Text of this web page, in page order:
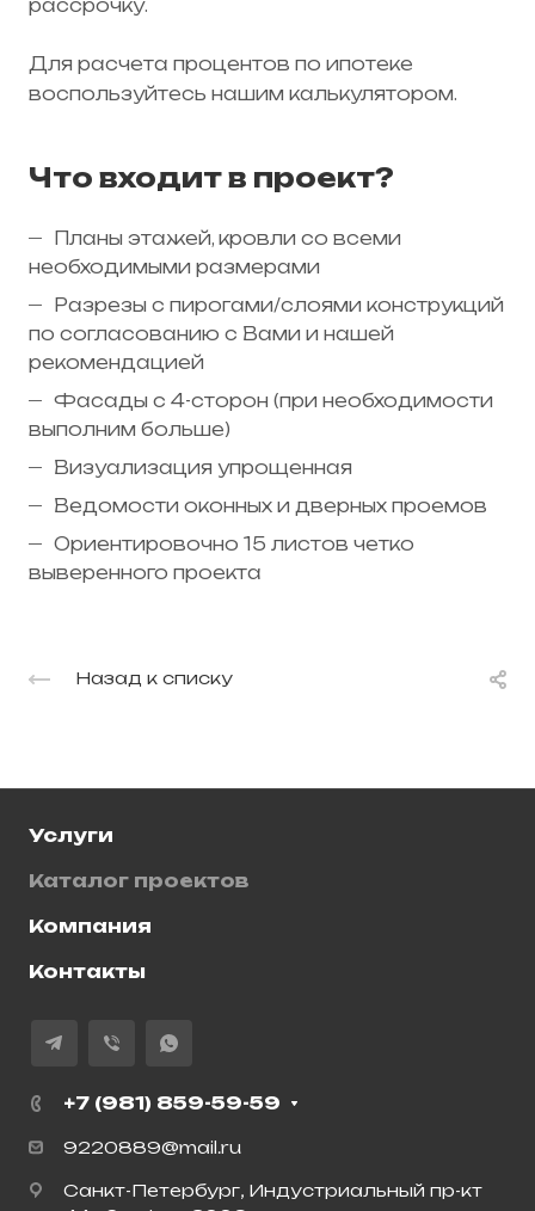
рассрочку.
Для расчета процентов по ипотеке
воспользуйтесь нашим калькулятором.
Что входит в проект?
Планы этажей, кровли со всеми
необходимыми размерами
Разрезы с пирогами/слоями конструкций
по согласованию с Вами и нашей
рекомендацией
Фасады с 4-сторон (при необходимости
выполним больше)
Визуализация упрощенная
Ведомости оконных и дверных проемов
Ориентировочно 15 листов четко
выверенного проекта
Назад к списку
Услуги
Каталог проектов
Компания
Контакты
+7 (981) 859-59-59
9220889@mail.ru
Санкт-Петербург, Индустриальный пр-кт